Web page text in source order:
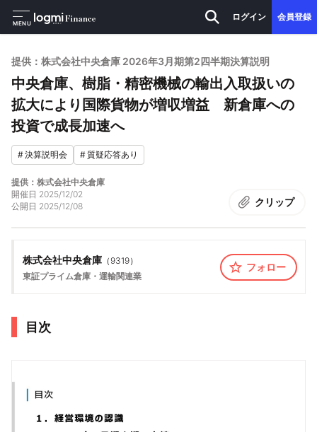
MENU
ログイン 会員登録
提供：株式会社中央倉庫 2026年3月期第2四半期決算説明
中央倉庫、樹脂・精密機械の輸出入取扱いの
拡大により国際貨物が増収増益 新倉庫への
投資で成長加速へ
#決算説明会 #質疑応答あり
提供：株式会社中央倉庫
開催日 2025/12/02
公開日 2025/12/08 クリップ
株式会社中央倉庫 （ 9319）
東証プライム倉庫・運輸関連業
フォロー
目次